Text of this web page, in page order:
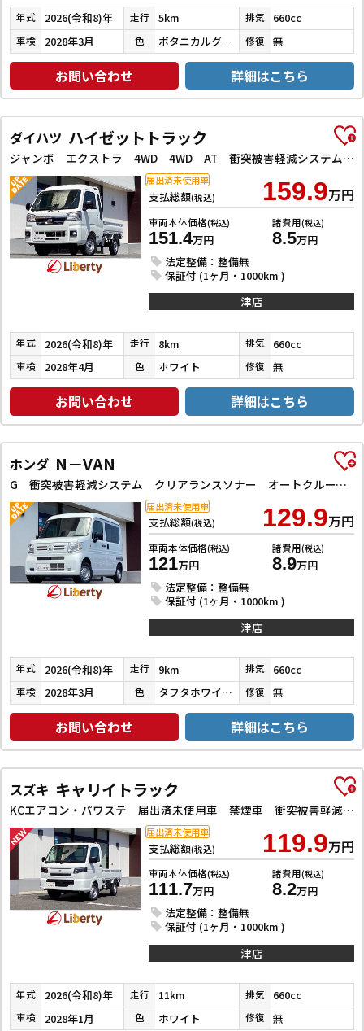
年式 2026(令和8)年 走行 5km 排気 660cc
車検 2028年3月 色 ボタニカルグリーンパール 修復 無
お問い合わせ 詳細はこちら
ダイハツ ハイゼットトラック
ジャンボ エクストラ 4WD 4WD AT 衝突被害軽減システム クリアランスソナー スマートキー アイドリングストップ オートライト ESC エアコン パワーステアリング パワーウィンドウ
支払総額(税込) 159.9万円
車両本体価格(税込)
151.4万円
諸費用(税込)
8.5万円
法定整備：整備無
保証付 (1ヶ月・1000km )
届出済未使用車
津店
年式 2026(令和8)年 走行 8km 排気 660cc
車検 2028年4月 色 ホワイト 修復 無
お問い合わせ 詳細はこちら
ホンダ N－VAN
G 衝突被害軽減システム クリアランスソナー オートクルーズコントロール レーンアシスト 両側スライドドア キーレスエントリー アイドリングストップ オートライト ESC エアコン
支払総額(税込) 129.9万円
車両本体価格(税込)
121万円
諸費用(税込)
8.9万円
法定整備：整備無
保証付 (1ヶ月・1000km )
届出済未使用車
津店
年式 2026(令和8)年 走行 9km 排気 660cc
車検 2028年3月 色 タフタホワイトⅢ 修復 無
お問い合わせ 詳細はこちら
スズキ キャリイトラック
KCエアコン・パワステ 届出済未使用車 禁煙車 衝突被害軽減システム クリアランスソナー レーンアシスト アイドリングストップ オートライト ESC エアコン パワーウィンドウ 運転席エアバッグ 助手席エアバッグ
支払総額(税込) 119.9万円
車両本体価格(税込)
111.7万円
諸費用(税込)
8.2万円
法定整備：整備無
保証付 (1ヶ月・1000km )
届出済未使用車
津店
年式 2026(令和8)年 走行 11km 排気 660cc
車検 2028年1月 色 ホワイト 修復 無